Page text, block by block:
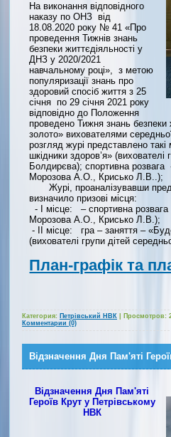
На виконання відповідного
наказу по ОНЗ від
18.08.2020 року № 41 «Про
проведення Тижнів знань
безпеки життєдіяльності у
ДНЗ у 2020/2021
навчальному році», з метою
популяризації знань про
здоровий спосіб життя з 25
січня по 29 січня 2021 року
відповідно до Положення
проведено Тижня знань безпеки
золото» вихователями
розгляд журі представлено
шкідники здоров’я»
Болдирєва); спортивна розвага
Морозова А.О., Крисько Л.В..);
Журі, проаналізувавши
визначило призові місця:
- І місце: – спортивна розвага
Морозова А.О., Крисько Л.В.);
- ІІ місце: гра – заняття –
(вихователі групи дітей
План-графік та
Категория: Петрівський НВК Просмотров:
Комментарии (0)
Відзначення Дня Пам'яті
Відзначення Дня Пам'яті
Героїв Крут у Петрівському
НВК